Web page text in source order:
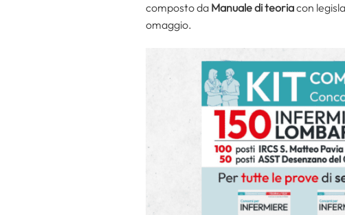
composto da Manuale di teoriacon
omaggio.